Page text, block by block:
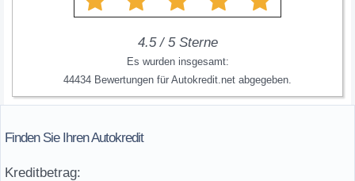
4.5/ 5Sterne
Es wurden insgesamt:
44434 Bewertungen für Autokredit.net abgegeben.
Finden Sie Ihren Autokredit
Kreditbetrag: